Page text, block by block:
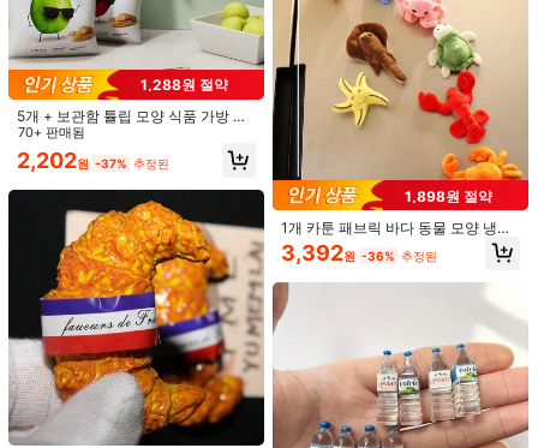
4.87 885 팔로워
4.87
4.87 885 팔로워
4.87 885 팔로워
7개 달걀 냉장고 자석, 장식용 자석, 개
인화된 냉장고 스티커, 주방 사무실 화
이트보드 수납장 및 식기세척기에 적
합, 주방 장식, 홈 데코, 친구를 위한 휴
일 선물, 파티 선물
2,691원 -33%
1,188원 절약
8개 요리 음식 소스 냉장고 자석, 거실,
주방, 사무실용 DIY 냉장고 자석, 가족,
동료, 여성 친구, 남성 친구를 위한 작
은 선물
2,202원 -35% 추정된
779원 절약
1개/4개/5개/6개/7개/8개/9개/10개/1
1개/12개/13개 3D 장식용 사실적인
음식 자석 스티커, 창의적인 음식 냉장
고 자석, 귀여운 장식용 장식품, 사무
실 책상 액세서리, 주방, 사무실, 화이
트보드, 수납장 및 식기세척기용 개인
화된 장식, 주방 장식, 홈 데코, 발렌타
인데이 선물, 친구 및 가족을 위한 선
물
1,811 원 -30%
819원 절약
1,288원 절약
5개 + 보관함 튤립 모양 식품 가방 클
립, 습기 방지 및 신선도 밀폐를 위한
스낵 백 실링 클립, 생일, 졸업 선물로
최고
70+ 판매됨
2,202원 -37% 추정된
1,898원 절약
1개 카툰 패브릭 바다 동물 모양 냉장
고 자석, 흰동가리, 바닷가재, 돌고래
등 포함. 최고의 선물 생일 졸업 주방
3,392원 -36% 추정된